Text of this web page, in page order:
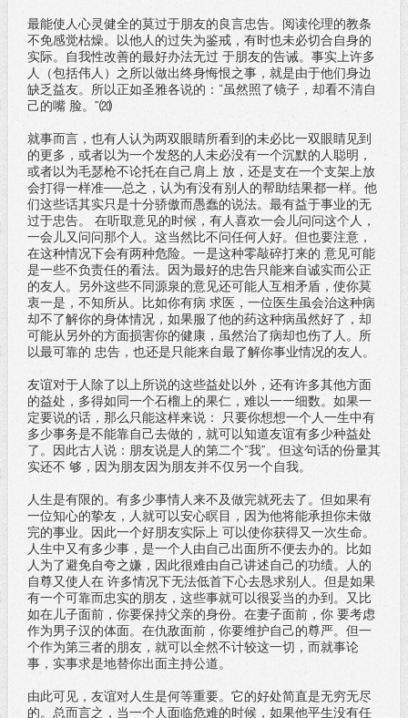
最能使人心灵健全的莫过于朋友的良言忠告。阅读伦理的教条
不免感觉枯燥。以他人的过失为鉴戒，有时也未必切合自身的
实际。自我性改善的最好办法无过 于朋友的告诫。事实上许多
人（包括伟人）之所以做出终身悔恨之事，就是由于他们身边
缺乏益友。所以正如圣雅各说的：“虽然照了镜子，却看不清自
己的嘴 脸。”⒇
就事而言，也有人认为两双眼睛所看到的未必比一双眼睛见到
的更多，或者以为一个发怒的人未必没有一个沉默的人聪明，
或者以为毛瑟枪不论托在自己肩上 放，还是支在一个支架上放
会打得一样准──总之，认为有没有别人的帮助结果都一样。他
们这些话其实只是十分骄傲而愚蠢的说法。最有益于事业的无
过于忠告。 在听取意见的时候，有人喜欢一会儿问问这个人，
一会儿又问问那个人。这当然比不问任何人好。但也要注意，
在这种情况下会有两种危险。一是这种零敲碎打来的 意见可能
是一些不负责任的看法。因为最好的忠告只能来自诚实而公正
的友人。另外这些不同源泉的意见还可能人互相矛盾，使你莫
衷一是，不知所从。比如你有病 求医，一位医生虽会治这种病
却不了解你的身体情况，如果服了他的药这种病虽然好了，却
可能从另外的方面损害你的健康，虽然治了病却也伤了人。所
以最可靠的 忠告，也还是只能来自最了解你事业情况的友人。
友谊对于人除了以上所说的这些益处以外，还有许多其他方面
的益处，多得如同一个石榴上的果仁，难以一一细数。如果一
定要说的话，那么只能这样来说： 只要你想想一个人一生中有
多少事务是不能靠自己去做的，就可以知道友谊有多少种益处
了。因此古人说：朋友说是人的第二个“我”。但这句话的份量其
实还不 够，因为朋友因为朋友并不仅另一个自我。
人生是有限的。有多少事情人来不及做完就死去了。但如果有
一位知心的挚友，人就可以安心瞑目，因为他将能承担你未做
完的事业。因此一个好朋友实际上 可以使你获得又一次生命。
人生中又有多少事，是一个人由自己出面所不便去办的。比如
人为了避免自夸之嫌，因此很难由自己讲述自己的功绩。人的
自尊又使人在 许多情况下无法低首下心去恳求别人。但是如果
有一个可靠而忠实的朋友，这些事就可以很妥当的办到。又比
如在儿子面前，你要保持父亲的身份。在妻子面前，你 要考虑
作为男子汉的体面。在仇敌面前，你要维护自己的尊严。但一
个作为第三者的朋友，就可以全然不计较这一切，而就事论
事，实事求是地替你出面主持公道。
由此可见，友谊对人生是何等重要。它的好处简直是无穷无尽
的。总而言之，当一个人面临危难的时候，如果他平生没有任